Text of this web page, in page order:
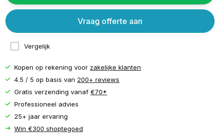
Vergelijk
Vraag offerte aan
Kopen op rekening voor zakelijke klanten
4.5 / 5 op basis van 200+ reviews
Gratis verzending vanaf€70*
Professioneel advies
25+ jaar ervaring
Win €300 shoptegoed